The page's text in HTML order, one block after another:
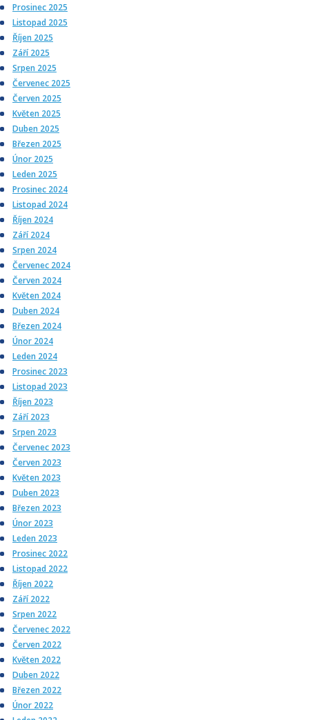
Prosinec 2025
Listopad 2025
Říjen 2025
Září 2025
Srpen 2025
Červenec 2025
Červen 2025
Květen 2025
Duben 2025
Březen 2025
Únor 2025
Leden 2025
Prosinec 2024
Listopad 2024
Říjen 2024
Září 2024
Srpen 2024
Červenec 2024
Červen 2024
Květen 2024
Duben 2024
Březen 2024
Únor 2024
Leden 2024
Prosinec 2023
Listopad 2023
Říjen 2023
Září 2023
Srpen 2023
Červenec 2023
Červen 2023
Květen 2023
Duben 2023
Březen 2023
Únor 2023
Leden 2023
Prosinec 2022
Listopad 2022
Říjen 2022
Září 2022
Srpen 2022
Červenec 2022
Červen 2022
Květen 2022
Duben 2022
Březen 2022
Únor 2022